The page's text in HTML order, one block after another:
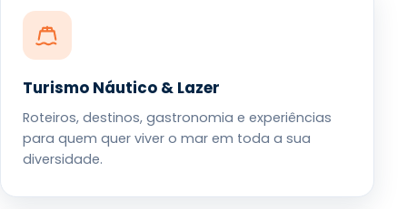
Turismo Náutico & Lazer
Roteiros, destinos, gastronomia e experiências
para quem quer viver o mar em toda a sua
diversidade.